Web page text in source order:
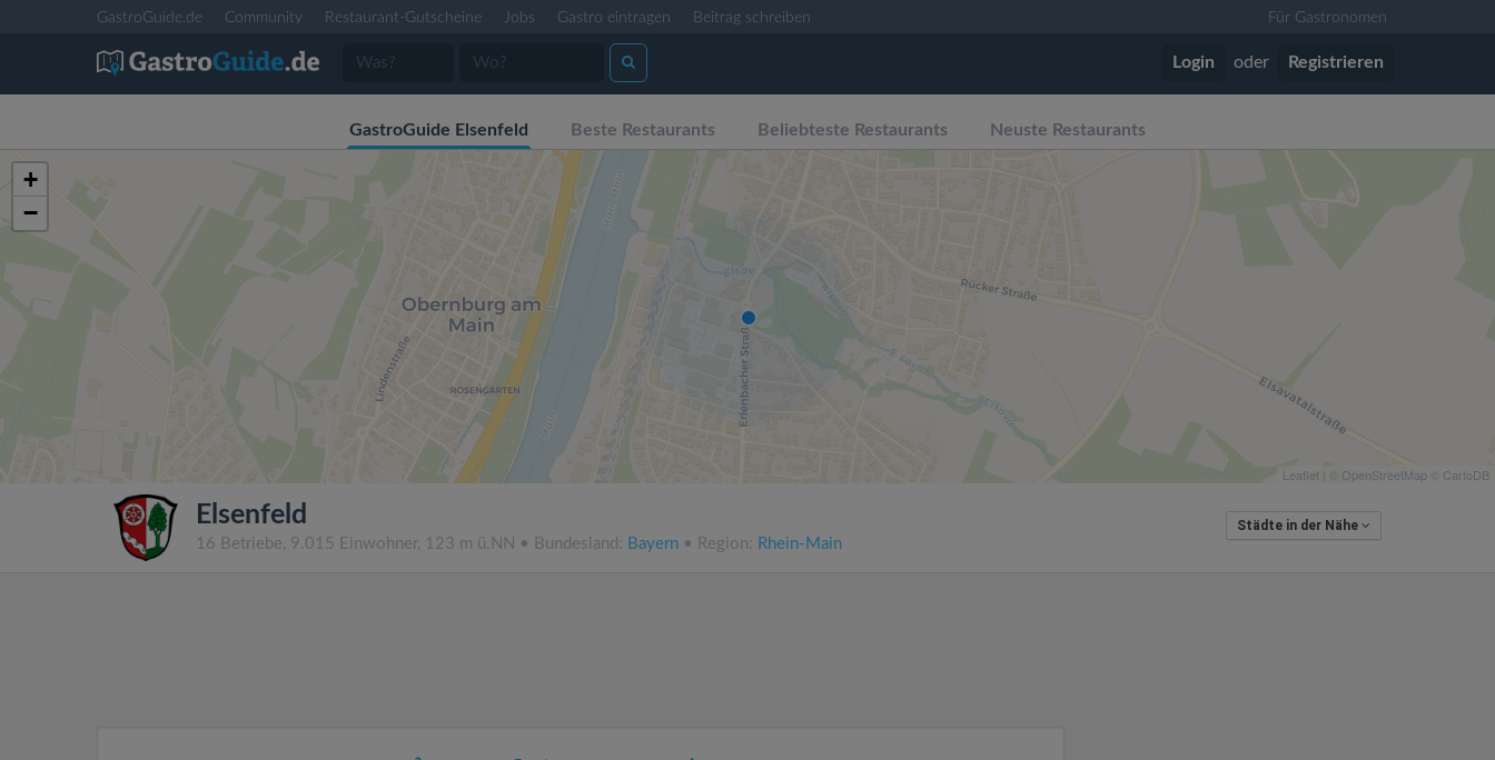
GastroGuide.de Community Restaurant-Gutscheine Jobs Gastro eintragen Beitrag schreiben Für Gastronomen
Login oder Registrieren
GastroGuide Elsenfeld Beste Restaurants Beliebteste Restaurants Neuste Restaurants
+
−
Leaflet | © OpenStreetMap © CartoDB
Elsenfeld
16 Betriebe, 9.015 Einwohner, 123 m ü.NN • Bundesland: Bayern • Region: Rhein-Main
Städte in der Nähe